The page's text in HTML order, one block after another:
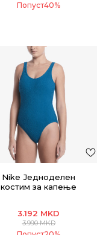
Попуст40%
Nike Једноделен
костим за капење
3.192 MKD
3.990MKD